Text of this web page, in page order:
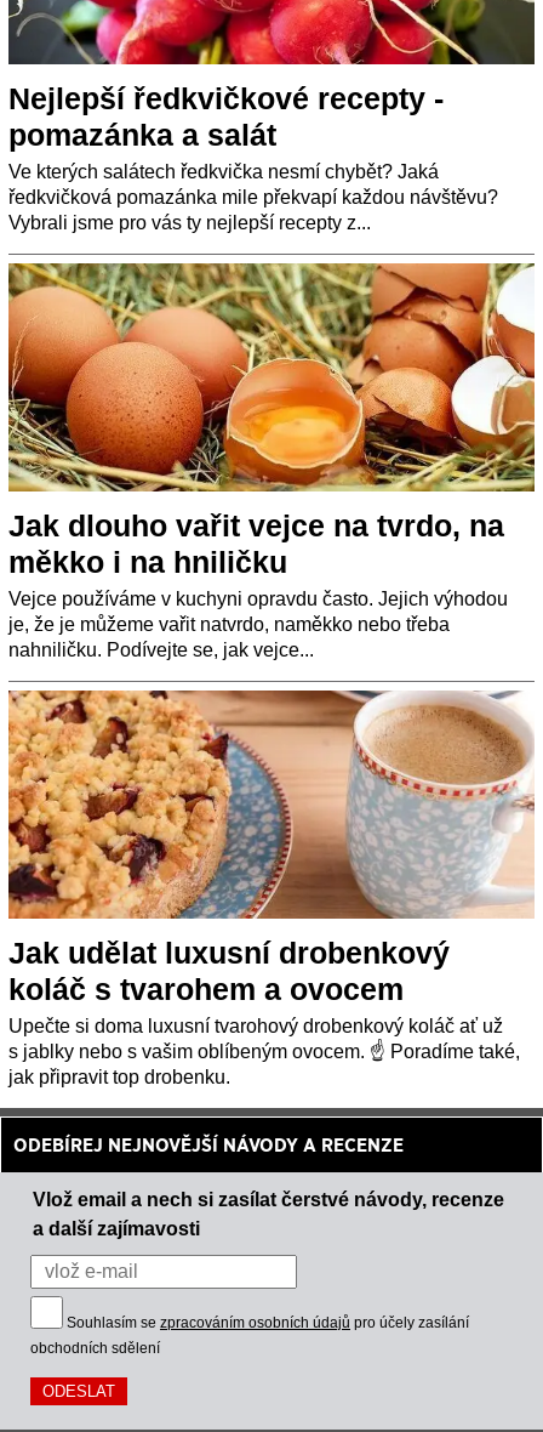
Nejlepší ředkvičkové recepty -
pomazánka a salát
Ve kterých salátech ředkvička nesmí chybět? Jaká
ředkvičková pomazánka mile překvapí každou návštěvu?
Vybrali jsme pro vás ty nejlepší recepty z...
Jak dlouho vařit vejce na tvrdo, na
měkko i na hniličku
Vejce používáme v kuchyni opravdu často. Jejich výhodou
je, že je můžeme vařit natvrdo, naměkko nebo třeba
nahniličku. Podívejte se, jak vejce...
Jak udělat luxusní drobenkový
koláč s tvarohem a ovocem
Upečte si doma luxusní tvarohový drobenkový koláč ať už
s jablky nebo s vašim oblíbeným ovocem. ☝ Poradíme také,
jak připravit top drobenku.
ODEBÍREJ NEJNOVĚJŠÍ NÁVODY A RECENZE
Vlož email a nech si zasílat čerstvé návody, recenze
a další zajímavosti
Souhlasím se zpracováním osobních údajů pro účely zasílání
obchodních sdělení